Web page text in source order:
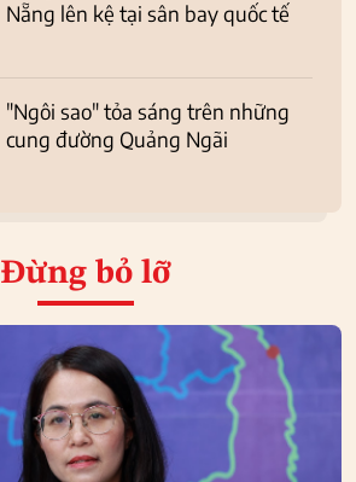
Nẵng lên kệ tại sân bay quốc tế
"Ngôi sao" tỏa sáng trên những
cung đường Quảng Ngãi
Đừng bỏ lỡ